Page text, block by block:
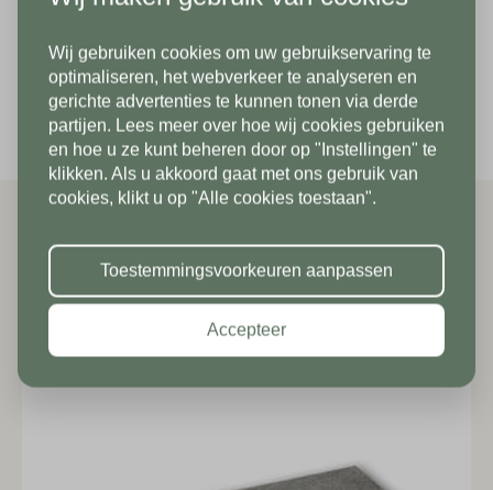
Dikte/hoogte 3 cm
Per verpakking 64 st
Gerelateerde producten
Telefoonnummer*
Land*
Land*
Nederland
Postcode*
In verband met onze
vakantiesluiting zijn wij vanaf 1/8
tot en met 9/8 gesloten. Vanaf
10/8 zien we jullie graag weer bij
ons in de showroom. Fijne
vakantie!
Wij gebruiken cookies om uw gebruikservaring te
optimaliseren, het webverkeer te analyseren en
gerichte advertenties te kunnen tonen via derde
partijen. Lees meer over hoe wij cookies gebruiken
en hoe u ze kunt beheren door op "Instellingen" te
klikken. Als u akkoord gaat met ons gebruik van
cookies, klikt u op "Alle cookies toestaan".
Toestemmingsvoorkeuren aanpassen
Accepteer